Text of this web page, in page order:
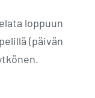
loppuun
(päivän